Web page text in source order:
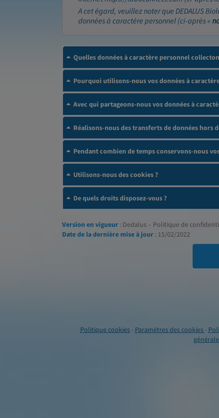
A cet égard, veuillez noter que DEDALUS
données à caractère personnel (ci-après «
Quelles données à caractère personnel
Pourquoi utilisons-nous vos données à
Avec qui partageons-nous vos données à
Réalisons-nous des transferts de données hors
Pendant combien de temps conservons-nous
Utilisons-nous des cookies ?
De quels droits disposez-vous ?
Version en vigueur : Dedalus – Politique de
Date de la dernière mise à jour : 15/02/2022
Politique cookies- Paramètres des cookies -